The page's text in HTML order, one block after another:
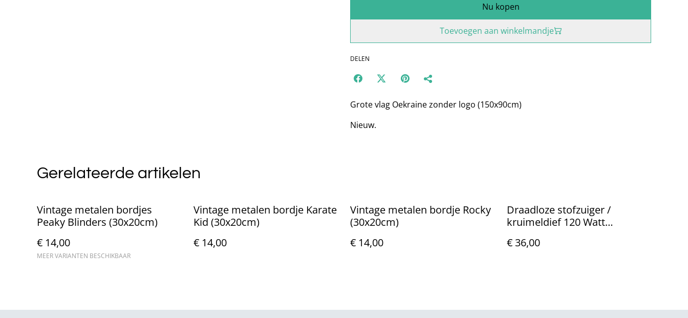
Nu kopen
Toevoegen aan winkelmandje
DELEN
Grote vlag Oekraine zonder logo (150x90cm)
Nieuw.
Gerelateerde artikelen
Vintage metalen bordjes
Peaky Blinders (30x20cm)
€ 14,00
MEER VARIANTEN BESCHIKBAAR
Vintage metalen bordje Karate
Kid (30x20cm)
€ 14,00
Vintage metalen bordje Rocky
(30x20cm)
€ 14,00
Draadloze stofzuiger /
kruimeldief 120 Watt
€ 36,00